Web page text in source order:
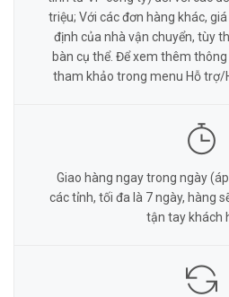
triệu; Với các đơn hàng khác,
định của nhà vận chuyển, tùy
bàn cụ thể. Để xem thêm
tham khảo trong menu Hỗ trợ/
Giao hàng ngay trong ngày
các tỉnh, tối đa là 7 ngày, hàng
tận tay khách